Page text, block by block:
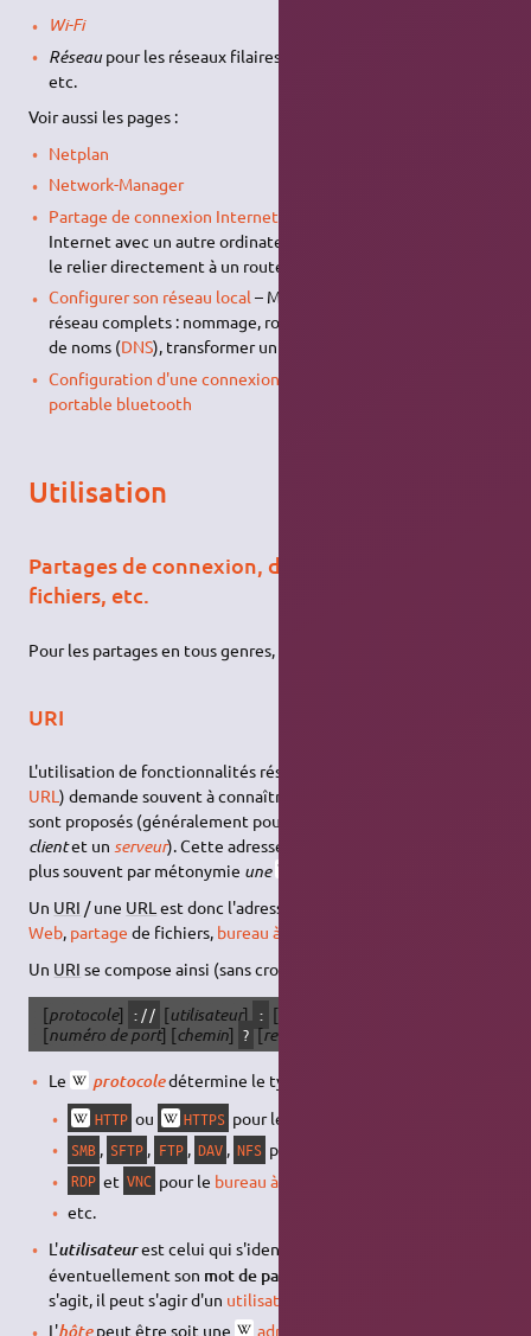
Wi-Fi
Réseaupour les réseaux filaires (
etc.
Voir aussi les pages :
Netplan
Network-Manager
Partage de connexion Internet
Internet avec un autre ordinateur, quand il est impossible de
le relier directement à un routeur.
Configurer son réseau local – Mise en place des services
réseau complets : nommage, routage internet et résolutions
de noms (DNS), transformer un ordinateur en routeur, etc.
Configuration d'une connexion internet via un téléphone
portable bluetooth
Utilisation
Partages de connexion, d'imprimante, de
fichiers, etc.
Pour les partages en tous genres, voir la page
URI
L'utilisation de fonctionnalités réseau (y compris
URL) demande souvent à connaître l'adresse des services qui y
sont proposés (généralement pour la communication entre un
clientet un serveur). Cette adresse est appelée
plus souvent par métonymie une
Un URI / une URL est donc l'adresse d'un service réseau (site
Web, partage de fichiers, bureau à distance
Un URI se compose ainsi (sans crochet ni espace) :
[protocole] :// [utilisateur] : [mot de passe
[numéro de port] [chemin] ? [requête
Le protocoledétermine le type de service dont il s'agit :
HTTP ou HTTPS pour le
SMB , SFTP , FTP , DAV , NFS pour le
RDP et VNC pour le bureau à distance
etc.
L'utilisateurest celui qui s'identifie au serveur, avec
éventuellement son mot de passe
s'agit, il peut s'agir d'un utilisateur
L'hôtepeut être soit une adresse IP